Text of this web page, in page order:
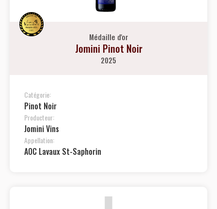
Médaille d'or
Jomini Pinot Noir
2025
Catégorie:
Pinot Noir
Producteur:
Jomini Vins
Appellation:
AOC Lavaux St-Saphorin